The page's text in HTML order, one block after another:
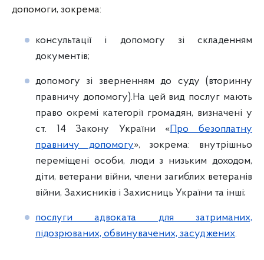
допомоги, зокрема:
консультації і допомогу зі складенням
документів;
допомогу зі зверненням до суду (вторинну
правничу допомогу).На цей вид послуг мають
право окремі категорії громадян, визначені у
ст. 14 Закону України «Про безоплатну
правничу допомогу», зокрема: внутрішньо
переміщені особи, люди з низьким доходом,
діти, ветерани війни, члени загиблих ветеранів
війни, Захисників і Захисниць України та інші;
послуги адвоката для затриманих,
підозрюваних, обвинувачених, засуджених.